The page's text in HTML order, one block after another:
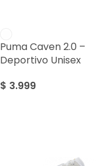
Puma Caven 2.0 –
Deportivo Unisex
$ 3.999